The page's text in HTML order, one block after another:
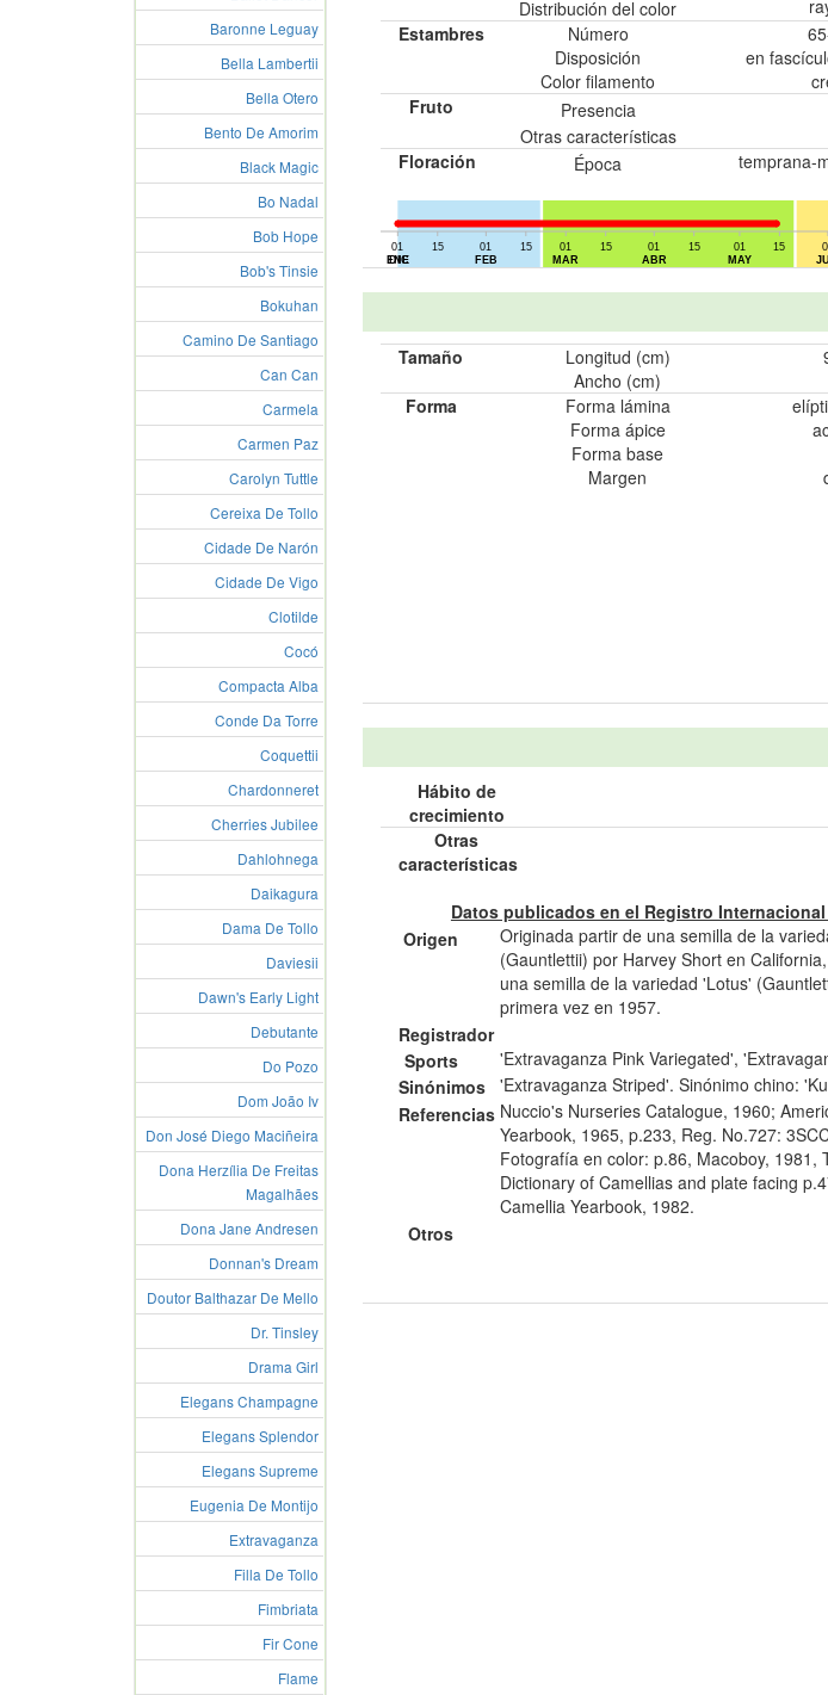
Baronne Leguay
Bella Lambertii
Bella Otero
Bento De Amorim
Black Magic
Bo Nadal
Bob Hope
Bob's Tinsie
Bokuhan
Camino De Santiago
Can Can
Carmela
Carmen Paz
Carolyn Tuttle
Cereixa De Tollo
Cidade De Narón
Cidade De Vigo
Clotilde
Cocó
Compacta Alba
Conde Da Torre
Coquettii
Chardonneret
Cherries Jubilee
Dahlohnega
Daikagura
Dama De Tollo
Daviesii
Dawn's Early Light
Debutante
Do Pozo
Dom João Iv
Don José Diego Maciñeira
Dona Herzília De Freitas
Magalhães
Dona Jane Andresen
Donnan's Dream
Doutor Balthazar De Mello
Dr. Tinsley
Drama Girl
Elegans Champagne
Elegans Splendor
Elegans Supreme
Eugenia De Montijo
Extravaganza
Filla De Tollo
Fimbriata
Fir Cone
Flame
Distribución del color
Estambres
Número
Disposición
en
Color filamento
Fruto
Presencia
Otras características
Floración
Época temprana-
01
DIC
01
ENE
15
01
FEB
15
01
MAR
15
01
ABR
15
01
MAY
15
Tamaño Longitud (cm)
Ancho (cm)
Forma
Forma lámina
Forma ápice
Forma base
Margen
Hábito de
crecimiento
Otras
características
Datos publicados en el Registro Internacional
Origen
Originada partir de una semilla de la
(Gauntlettii) por Harvey Short en
una semilla de la variedad 'Lotus'
primera vez en 1957.
Registrador
Sports
'Extravaganza Pink Variegated',
Sinónimos
'Extravaganza Striped'. Sinónimo chino:
Referencias Nuccio's Nurseries Catalogue, 1960;
Yearbook, 1965, p.233, Reg. No.727:
Fotografía en color: p.86, Macoboy, 1981,
Dictionary of Camellias and plate facing
Camellia Yearbook, 1982.
Otros